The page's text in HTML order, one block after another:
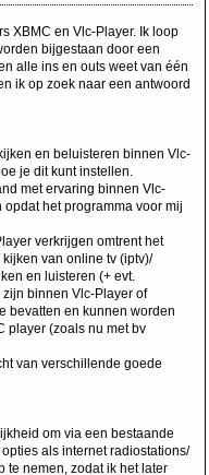
XBMC en Vlc-Player. Ik loop
bijgestaan door een
alle ins en outs weet van één
ik op zoek naar een antwoord
en beluisteren binnen Vlc-
je dit kunt instellen.
met ervaring binnen Vlc-
het programma voor mij
verkrijgen omtrent het
van online tv (iptv)/
en luisteren (+ evt.
binnen Vlc-Player of
bevatten en kunnen worden
player (zoals nu met bv
van verschillende goede
om via een bestaande
als internet radiostations/
te nemen, zodat ik het later